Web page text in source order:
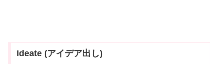
Ideate (アイデア出し)